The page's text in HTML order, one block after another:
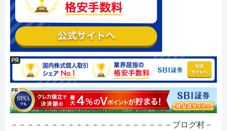
－－－－－－－－－－－－－－－－－－－－ブログ村－